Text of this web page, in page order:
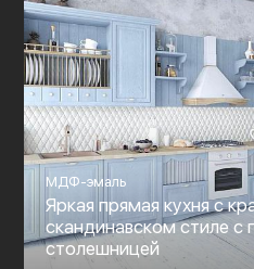
МДФ-эмаль
Яркая прямая кухня с
скандинавском стиле с
столешницей